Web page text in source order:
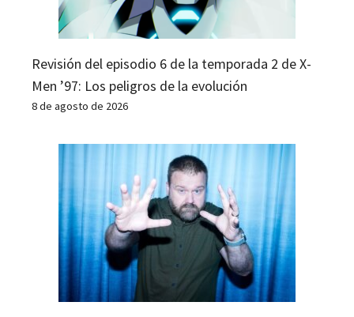
Revisión del episodio 6 de la temporada 2 de X-
Men ’97: Los peligros de la evolución
8 de agosto de 2026